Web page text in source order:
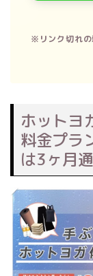
※リンク切れの
ホットヨ
料金プラ
は3ヶ月